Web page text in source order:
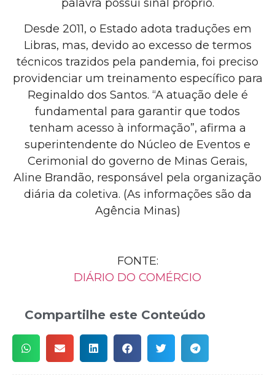
palavra possui sinal próprio.
Desde 2011, o Estado adota traduções em
Libras, mas, devido ao excesso de termos
técnicos trazidos pela pandemia, foi preciso
providenciar um treinamento específico para
Reginaldo dos Santos. “A atuação dele é
fundamental para garantir que todos
tenham acesso à informação”, afirma a
superintendente do Núcleo de Eventos e
Cerimonial do governo de Minas Gerais,
Aline Brandão, responsável pela organização
diária da coletiva. (As informações são da
Agência Minas)
FONTE:
DIÁRIO DO COMÉRCIO
Compartilhe este Conteúdo